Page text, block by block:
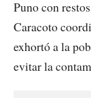
Puno con
Caracoto
exhortó a la
evitar la